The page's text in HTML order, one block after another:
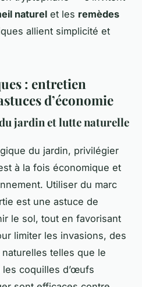
naturel et les remèdes
allient simplicité et
: entretien
d’économie
jardin et lutte naturelle
du jardin, privilégier
à la fois économique et
Utiliser du marc
est une astuce de
le sol, tout en favorisant
limiter les invasions, des
naturelles telles que le
coquilles d’œufs